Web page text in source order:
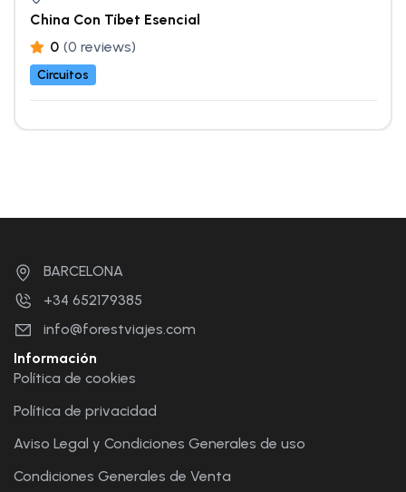
China Con Tíbet Esencial
0 (0 reviews)
Circuitos
BARCELONA
+34 652179385
info@forestviajes.com
Información
Política de cookies
Política de privacidad
Aviso Legal y Condiciones Generales de uso
Condiciones Generales de Venta